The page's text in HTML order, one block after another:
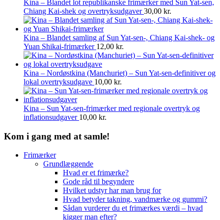
Kina – Blandet lot republikanske frimærker med Sun Yat-sen,
Chiang Kai-shek og overtryksudgaver 30,00 kr.
Kina – Blandet samling af Sun Yat-sen-, Chiang Kai-shek- og
Yuan Shikai-frimærker 12,00 kr.
Kina – Nordøstkina (Manchuriet) – Sun Yat-sen-definitiver og
lokal overtryksudgave 10,00 kr.
Kina – Sun Yat-sen-frimærker med regionale overtryk og
inflationsudgaver 10,00 kr.
Kom i gang med at samle!
Frimærker
Grundlæggende
Hvad er et frimærke?
Gode råd til begyndere
Hvilket udstyr har man brug for
Hvad betyder takning, vandmærke og gummi?
Sådan vurderer du et frimærkes værdi – hvad
kigger man efter?